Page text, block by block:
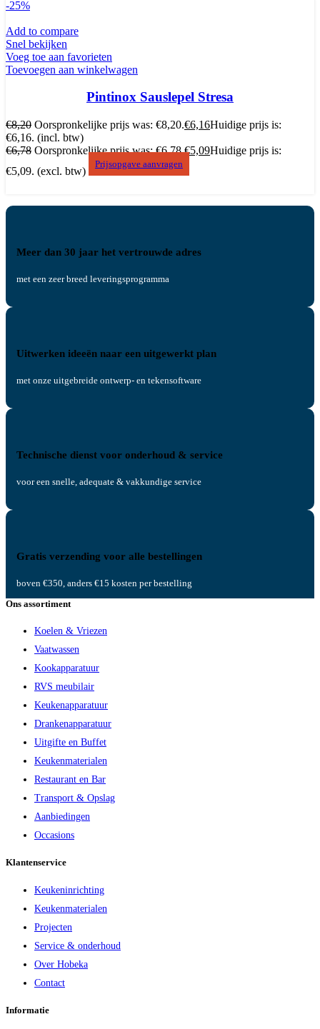
-25%
Add to compare
Snel bekijken
Voeg toe aan favorieten
Toevoegen aan winkelwagen
Pintinox Sauslepel Stresa
€8,20 Oorspronkelijke prijs was: €8,20.€6,16Huidige prijs is:
€6,16. (incl. btw)
€6,78 Oorspronkelijke prijs was: €6,78.€5,09Huidige prijs is:
€5,09. (excl. btw)
Prijsopgave aanvragen
Meer dan 30 jaar het vertrouwde adres
met een zeer breed leveringsprogramma
Uitwerken ideeën naar een uitgewerkt plan
met onze uitgebreide ontwerp- en tekensoftware
Technische dienst voor onderhoud & service
voor een snelle, adequate & vakkundige service
Gratis verzending voor alle bestellingen
boven €350, anders €15 kosten per bestelling
Ons assortiment
Koelen & Vriezen
Vaatwassen
Kookapparatuur
RVS meubilair
Keukenapparatuur
Drankenapparatuur
Uitgifte en Buffet
Keukenmaterialen
Restaurant en Bar
Transport & Opslag
Aanbiedingen
Occasions
Klantenservice
Keukeninrichting
Keukenmaterialen
Projecten
Service & onderhoud
Over Hobeka
Contact
Informatie